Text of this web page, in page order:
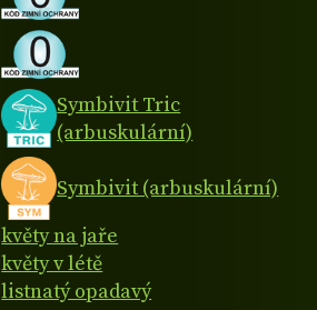
Symbivit Tric
(arbuskulární)
Symbivit (arbuskulární)
květy na jaře
květy v létě
listnatý opadavý